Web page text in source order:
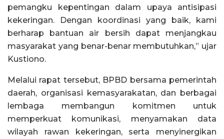
pemangku kepentingan dalam upaya antisipasi
kekeringan. Dengan koordinasi yang baik, kami
berharap bantuan air bersih dapat menjangkau
masyarakat yang benar-benar membutuhkan,” ujar
Kustiono.
Melalui rapat tersebut, BPBD bersama pemerintah
daerah, organisasi kemasyarakatan, dan berbagai
lembaga membangun komitmen untuk
memperkuat komunikasi, menyamakan data
wilayah rawan kekeringan, serta menyinergikan